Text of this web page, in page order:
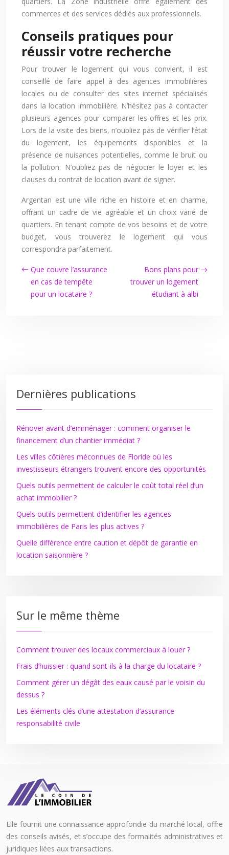
commerces et des services dédiés aux professionnels.
Conseils pratiques pour
réussir votre recherche
Pour trouver le logement qui vous convient, il est
conseillé de faire appel à des agences immobilières
locales ou de consulter des sites internet spécialisés
dans la location immobilière. N’hésitez pas à contacter
plusieurs agences pour comparer les offres et les prix.
Lors de la visite des biens, n’oubliez pas de vérifier l’état
du logement, les équipements disponibles et la
présence de nuisances potentielles, comme le bruit ou
la pollution. N’oubliez pas de négocier le loyer et les
clauses du contrat de location avant de signer.
Argentan est une ville riche en histoire et en charme,
offrant un cadre de vie agréable et un choix varié de
quartiers. En tenant compte de vos besoins et de votre
budget, vous trouverez le logement qui vous
correspondra parfaitement.
Que couvre l’assurance
en cas de tempête
pour un locataire ?
Bons plans pour
trouver un logement
étudiant à albi
Dernières publications
Rénover avant d’emménager : comment organiser le
financement d’un chantier immédiat ?
Les villes côtières méconnues de Floride où les
investisseurs étrangers trouvent encore des opportunités
Quels outils permettent de calculer le coût total réel d’un
achat immobilier ?
Quels outils permettent d’identifier les agences
immobilières de Paris les plus actives ?
Quelle différence entre caution et dépôt de garantie en
location saisonnière ?
Sur le même thème
Comment trouver des locaux commerciaux à louer ?
Frais d’huissier : quand sont-ils à la charge du locataire ?
Comment gérer un dégât des eaux causé par le voisin du
dessus ?
Les éléments clés d’une attestation d’assurance
responsabilité civile
Elle fournit une connaissance approfondie du marché local, offre
des conseils avisés, et s’occupe des formalités administratives et
juridiques liées aux transactions.